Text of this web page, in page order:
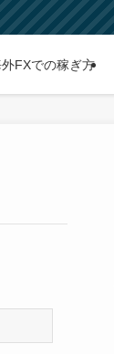
FXでの稼ぎ方